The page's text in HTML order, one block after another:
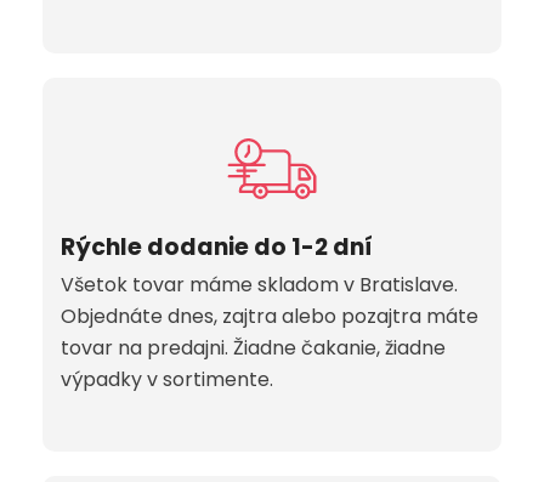
Rýchle dodanie do 1-2 dní
Všetok tovar máme skladom v Bratislave.
Objednáte dnes, zajtra alebo pozajtra máte
tovar na predajni. Žiadne čakanie, žiadne
výpadky v sortimente.